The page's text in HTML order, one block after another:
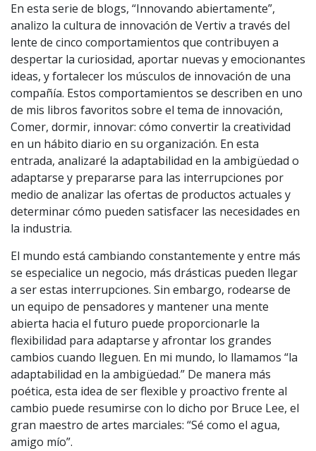
En esta serie de blogs, “Innovando abiertamente”,
analizo la cultura de innovación de Vertiv a través del
lente de cinco comportamientos que contribuyen a
despertar la curiosidad, aportar nuevas y emocionantes
ideas, y fortalecer los músculos de innovación de una
compañía. Estos comportamientos se describen en uno
de mis libros favoritos sobre el tema de innovación,
Comer, dormir, innovar: cómo convertir la creatividad
en un hábito diario en su organización. En esta
entrada, analizaré la adaptabilidad en la ambigüedad o
adaptarse y prepararse para las interrupciones por
medio de analizar las ofertas de productos actuales y
determinar cómo pueden satisfacer las necesidades en
la industria.
El mundo está cambiando constantemente y entre más
se especialice un negocio, más drásticas pueden llegar
a ser estas interrupciones. Sin embargo, rodearse de
un equipo de pensadores y mantener una mente
abierta hacia el futuro puede proporcionarle la
flexibilidad para adaptarse y afrontar los grandes
cambios cuando lleguen. En mi mundo, lo llamamos “la
adaptabilidad en la ambigüedad.” De manera más
poética, esta idea de ser flexible y proactivo frente al
cambio puede resumirse con lo dicho por Bruce Lee, el
gran maestro de artes marciales: “Sé como el agua,
amigo mío”.